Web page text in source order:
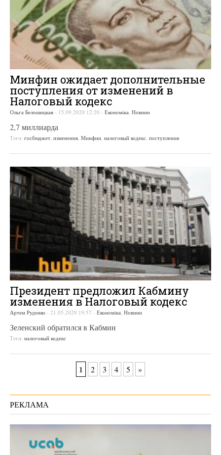
Минфин ожидает дополнительные
поступления от изменений в
Налоговый кодекс
Ольга Белошицкая - 15.09.2020 12:20 - Економіка Новини
2,7 миллиарда
Теги: госбюджет изменения Минфин налоговый кодекс поступления
Президент предложил Кабмину
изменения в Налоговый кодекс
Артем Руденко - 21.05.2020 19:57 - Економіка, Новини
Зеленский обратился в Кабмин
Теги: налоговый кодекс
1 2 3 4 5 »
РЕКЛАМА